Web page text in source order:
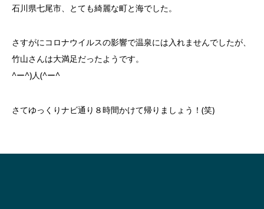
石川県七尾市、とても綺麗な町と海でした。
さすがにコロナウイルスの影響で温泉には入れませんでしたが、
竹山さんは大満足だったようです。
^ー^)人(^ー^
さてゆっくりナビ通り８時間かけて帰りましょう！(笑)